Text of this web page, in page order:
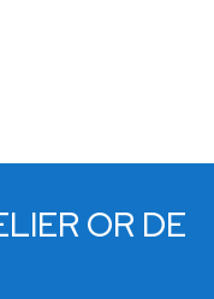
OR DE